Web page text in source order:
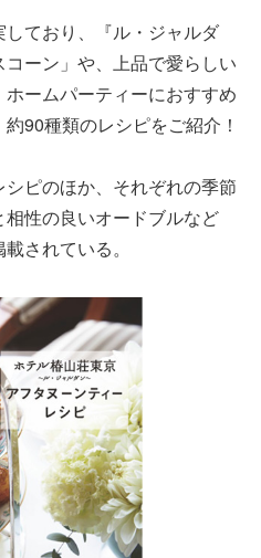
ており、『ル・ジャルダ
ーン」や、上品で愛らしい
ームパーティーにおすすめ
90種類のレシピをご紹介！
ピのほか、それぞれの季節
性の良いオードブルなど
されている。